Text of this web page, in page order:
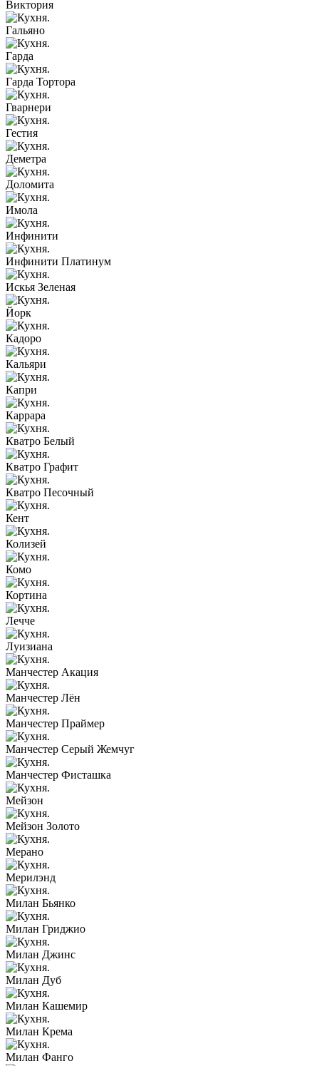
Виктория
Гальяно
Гарда
Гарда Тортора
Гварнери
Гестия
Деметра
Доломита
Имола
Инфинити
Инфинити Платинум
Искья Зеленая
Йорк
Кадоро
Кальяри
Капри
Каррара
Кватро Белый
Кватро Графит
Кватро Песочный
Кент
Колизей
Комо
Кортина
Лечче
Луизиана
Манчестер Акация
Манчестер Лён
Манчестер Праймер
Манчестер Серый Жемчуг
Манчестер Фисташка
Мейзон
Мейзон Золото
Мерано
Мерилэнд
Милан Бьянко
Милан Гриджио
Милан Джинс
Милан Дуб
Милан Кашемир
Милан Крема
Милан Фанго